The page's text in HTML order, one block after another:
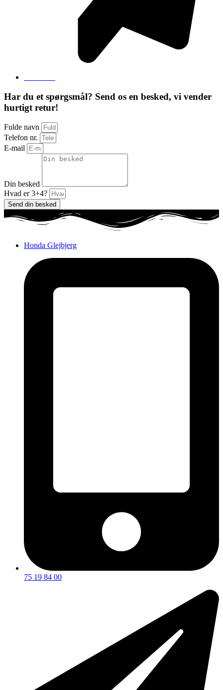
Har du et spørgsmål? Send os en besked, vi vender
hurtigt retur!
Fulde navn
Telefon nr.
E-mail
Din besked
Hvad er 3+4?
Send din besked
Honda Glejbjerg
75 19 84 00